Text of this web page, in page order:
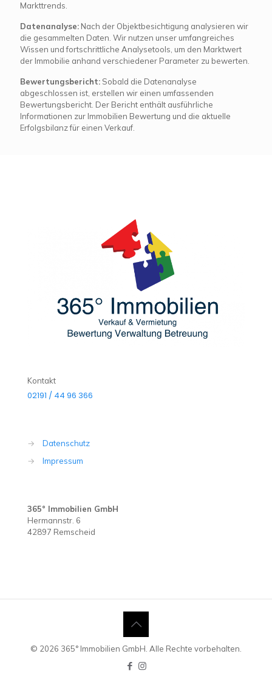
Markttrends.
Datenanalyse: Nach der Objektbesichtigung analysieren wir
die gesammelten Daten. Wir nutzen unser umfangreiches
Wissen und fortschrittliche Analysetools, um den Marktwert
der Immobilie anhand verschiedener Parameter zu bewerten.
Bewertungsbericht: Sobald die Datenanalyse
abgeschlossen ist, erstellen wir einen umfassenden
Bewertungsbericht. Der Bericht enthält ausführliche
Informationen zur Immobilien Bewertung und die aktuelle
Erfolgsbilanz für einen Verkauf.
Kontakt
02191 / 44 96 366
→
Datenschutz
→
Impressum
365° Immobilien GmbH
Hermannstr. 6
42897 Remscheid
© 2026 365° Immobilien GmbH. Alle Rechte vorbehalten.